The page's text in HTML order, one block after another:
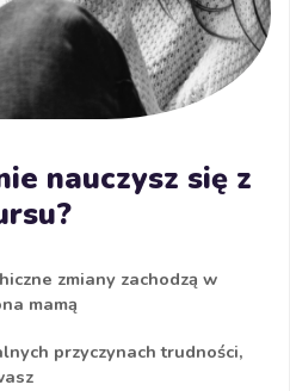
nauczysz się z
zmiany zachodzą w
mamą
przyczynach trudności,